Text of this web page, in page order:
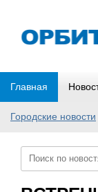
Главная
Городские новости